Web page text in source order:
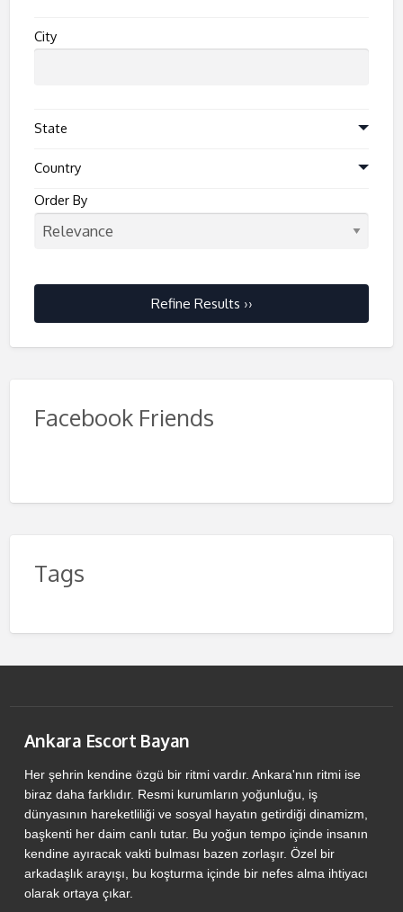
City
State
Country
Order By
Refine Results ››
Facebook Friends
Tags
Ankara Escort Bayan
Her şehrin kendine özgü bir ritmi vardır. Ankara'nın ritmi ise
biraz daha farklıdır. Resmi kurumların yoğunluğu, iş
dünyasının hareketliliği ve sosyal hayatın getirdiği dinamizm,
başkenti her daim canlı tutar. Bu yoğun tempo içinde insanın
kendine ayıracak vakti bulması bazen zorlaşır. Özel bir
arkadaşlık arayışı, bu koşturma içinde bir nefes alma ihtiyacı
olarak ortaya çıkar.